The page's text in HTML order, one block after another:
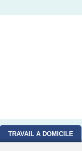
TRAVAIL A DOMICILE